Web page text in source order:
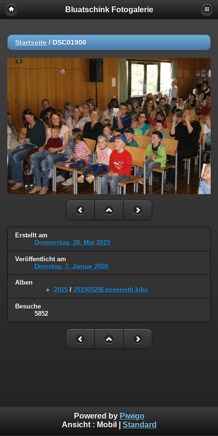
Bluatschink Fotogalerie
Startseite / DSC01900
Erstellt am
Donnerstag, 28. Mai 2015
Veröffentlicht am
Dienstag, 7. Januar 2020
Alben
2015 / 20150528Enzenreith kiko
Besuche
5852
Powered by Piwigo
Ansicht : Mobil Standard